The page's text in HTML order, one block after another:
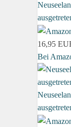
16,95
Bei